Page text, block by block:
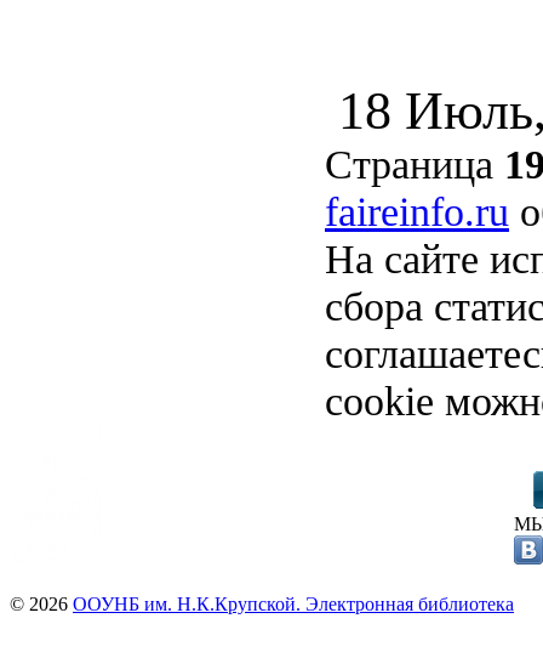
18
Страница
faireinfo.ru
На сайте
сбора
cookie
© 2026 ООУНБ им. Н.К.Крупской. Электронная библиотека